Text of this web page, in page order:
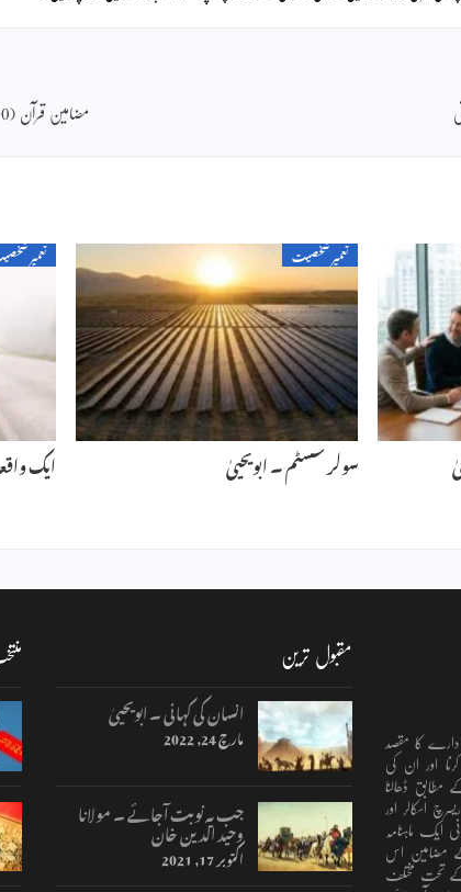
مضامین قرآن (10) دلائل آخرت: ربوبیت کی دلیل ۔ ابو یحییٰ
تعمیر شخصیت
سولر سسٹم ۔ ابویحییٰ
تعمیر
ایک
کا مقصد
اور ان کی
مطابق ڈھالنا
اسکالر اور
ایک ماہنامہ
مضامین اس
تحت مختلف
مقبول ترین
انسان کی کہانی ۔ ابویحییٰ
مارچ 24, 2022
جب یہ نوبت آجائے ۔ مولانا
وحید الدین خان
اکتوبر 17, 2021